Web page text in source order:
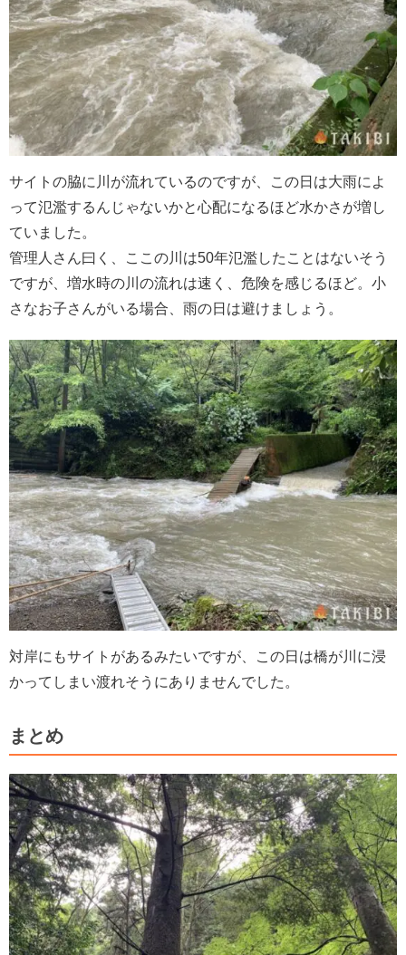
サイトの脇に川が流れているのですが、この日は大雨によ
って氾濫するんじゃないかと心配になるほど水かさが増し
ていました。
管理人さん曰く、ここの川は50年氾濫したことはないそう
ですが、増水時の川の流れは速く、危険を感じるほど。小
さなお子さんがいる場合、雨の日は避けましょう。
対岸にもサイトがあるみたいですが、この日は橋が川に浸
かってしまい渡れそうにありませんでした。
まとめ